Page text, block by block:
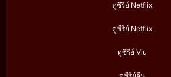
ดูซีรีย์ Netflix
ดูซีรีย์ Netflix
ดูซีรีย์ Viu